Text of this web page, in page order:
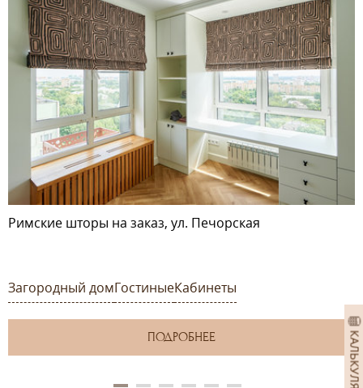
Римские шторы на заказ, ул. Печорская
Загородный домГостиныеКабинеты
ПОДРОБНЕЕ